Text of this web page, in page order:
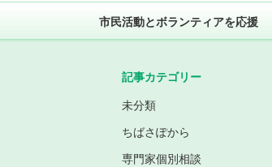
市民活動とボランティアを応援
記事カテゴリー
未分類
ちばさぽから
専門家個別相談